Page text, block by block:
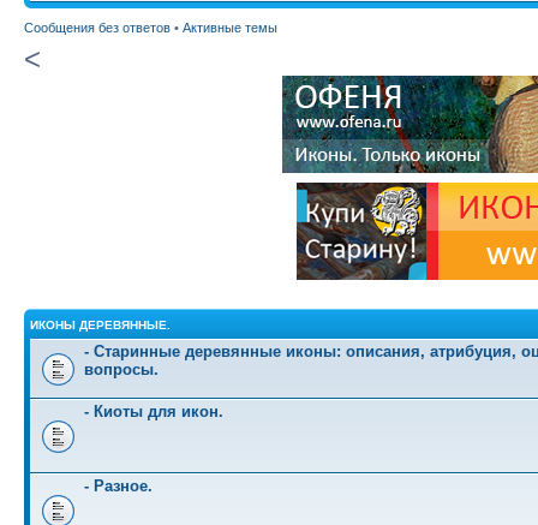
Сообщения без ответов • Активные темы
<
ИКОНЫ ДЕРЕВЯННЫЕ.
- Старинные деревянные иконы: описания, атрибуция,
вопросы.
- Киоты для икон.
- Разное.